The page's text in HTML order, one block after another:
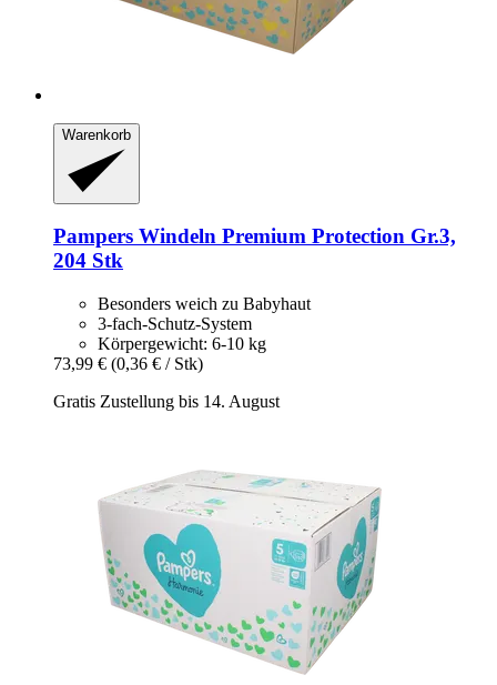
Warenkorb
Pampers Windeln Premium Protection Gr.3,
204 Stk
Besonders weich zu Babyhaut
3-fach-Schutz-System
Körpergewicht: 6-10 kg
73,99 € (0,36 € / Stk)
Gratis Zustellung bis 14. August